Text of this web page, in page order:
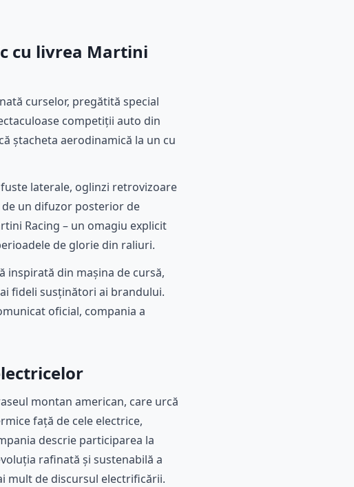
cu livrea Martini
curselor, pregătită special
competiții auto din
ștacheta aerodinamică la un cu
laterale, oglinzi retrovizoare
de un difuzor posterior de
Racing – un omagiu explicit
de glorie din raliuri.
inspirată din mașina de cursă,
fideli susținători ai brandului.
oficial, compania a
montan american, care urcă
față de cele electrice,
descrie participarea la
rafinată și sustenabilă a
mult de discursul electrificării.